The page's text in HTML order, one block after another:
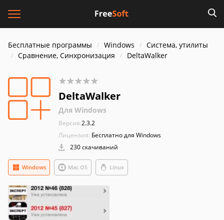
Бесплатные программы Windows
Система, утилиты
Сравнение, Синхронизация
DeltaWalker
DeltaWalker
Для Windows
Версия:2.3.2
Лицензия: Бесплатно для Windows
230 скачиваний
Mac OS
Windows Linux